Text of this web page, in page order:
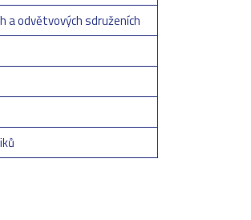
a odvětvových sdruženích